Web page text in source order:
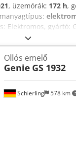
, üzemórák: 172 h,
Elektromos, gyártó:
Schierling 578 km
Ollós emelő
Genie GS 1932